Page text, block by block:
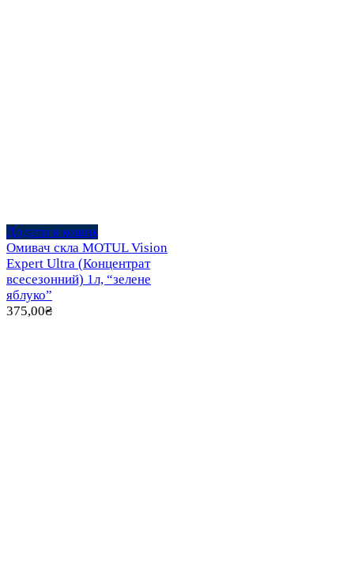
Додати в кошик
Омивач скла MOTUL Vision
Expert Ultra (Концентрат
всесезонний) 1л, “зелене
яблуко”
375,00₴